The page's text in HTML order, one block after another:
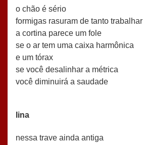
o chão é sério
formigas rasuram de tanto trabalhar
a cortina parece um fole
se o ar tem uma caixa harmônica
e um tórax
se você desalinhar a métrica
você diminuirá a saudade
lina
nessa trave ainda antiga